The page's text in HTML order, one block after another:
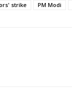
strike PM Modi